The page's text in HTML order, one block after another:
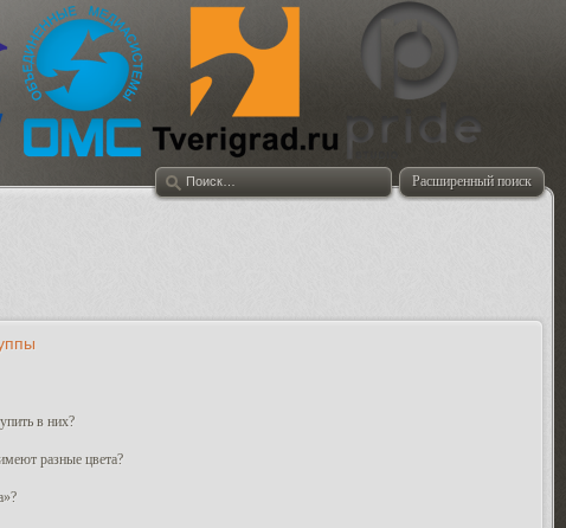
Расширенный поиск
в них?
разные цвета?